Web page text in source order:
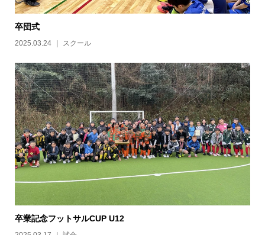
卒団式
2025.03.24 スクール
卒業記念フットサルCUP U12